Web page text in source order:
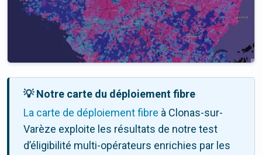
💡 Notre carte du déploiement fibre
La carte de déploiement fibre à Clonas-sur-
Varèze exploite les résultats de notre test
d’éligibilité multi-opérateurs enrichies par les